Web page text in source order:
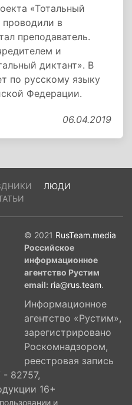
«Тотальный
проводили в
преподаватель.
и
диктант». В
по русскому языку
Федерации.
06.04.2019
ЛЮДИ
© 2021 RusTeam.media
Российское
информационное
агентство Рустим
email: ria@rus.team.
Информационное
агентство «Рустим»,
зарегистрировано
Роскомнадзором,
реестровая запись
82757,
16+
и